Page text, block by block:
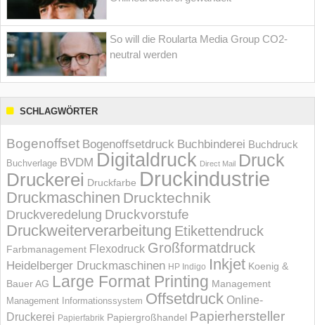
So will die Roularta Media Group CO2-
neutral werden
SCHLAGWÖRTER
Bogenoffset Bogenoffsetdruck Buchbinderei Buchdruck
Buchverlage BVDM Digitaldruck Direct Mail Druck
Druckerei Druckfarbe Druckindustrie
Druckmaschinen Drucktechnik
Druckveredelung Druckvorstufe
Druckweiterverarbeitung Etikettendruck
Farbmanagement Flexodruck Großformatdruck
Heidelberger Druckmaschinen HP Indigo Inkjet Koenig &
Bauer AG Large Format Printing Management
Management Informations­system Offsetdruck Online-
Druckerei Papierfabrik Papiergroßhandel Papierhersteller